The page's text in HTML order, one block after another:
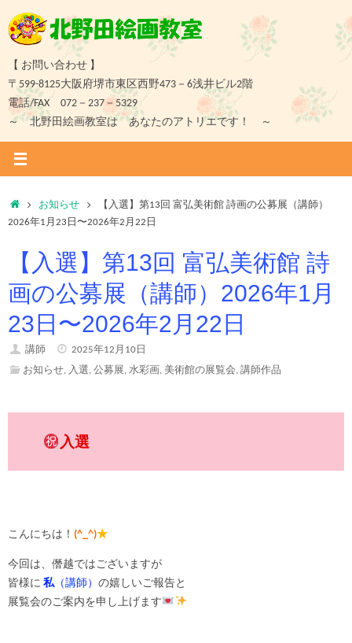
ン
ツ
へ
キ
プ
【 お問い合わせ 】
〒599-8125大阪府堺市東区西野473－6浅井ビル2階
電話/FAX 072－237－5329
～ 北野田絵画教室は あなたのアトリエです！ ～
ホ
ー
お知らせ
【入選】第13回 富弘美術館 詩画の公募展（講師）
2026年1月23日〜2026年2月22日
【入選】第13回 富弘美術館 詩
画の公募展（講師）2026年1月
23日〜2026年2月22日
講師
2025年12月10日
お知らせ, 入選, 公募展, 水彩画, 美術館の展覧会, 講師作品
入選
こんにちは！ (^_^)★
今回は、僭越ではございますが
皆様に 私（講師） の嬉しいご報告と
展覧会のご案内を申し上げます